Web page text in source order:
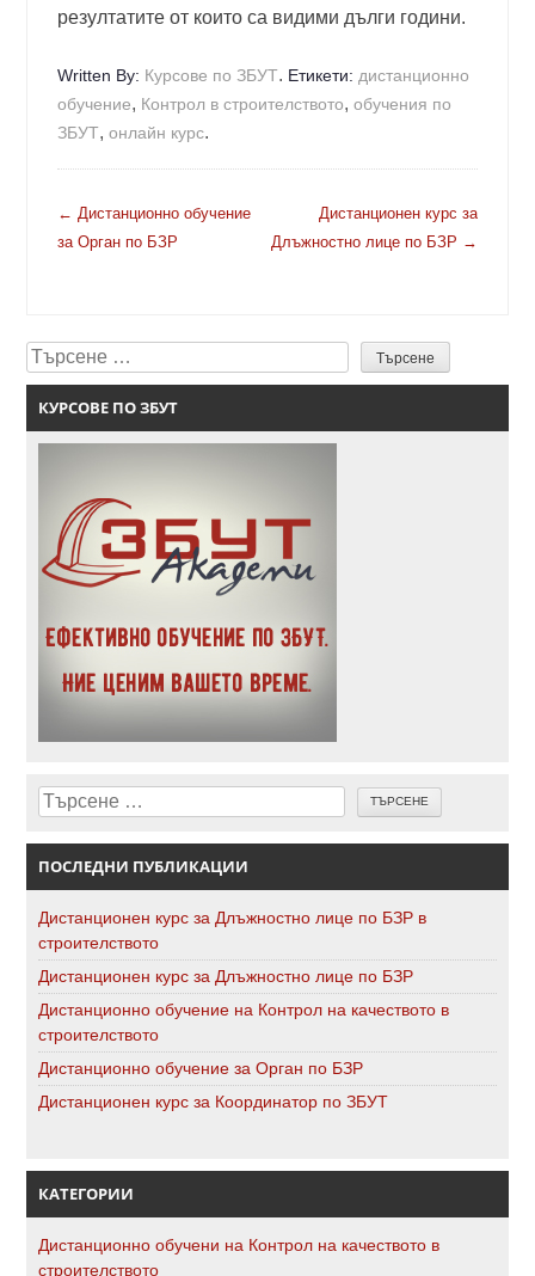
резултатите от които са видими дълги години.
Written By: Курсове по ЗБУТ. Етикети: дистанционно
обучение, Контрол в строителството,обучения по
ЗБУТ,онлайн курс.
Навигация
в
← Дистанционно обучение
за Орган по БЗР
Дистанционен курс за
Длъжностно лице по БЗР →
Търсене
КУРСОВЕ ПО ЗБУТ
Търсене
ПОСЛЕДНИ ПУБЛИКАЦИИ
Дистанционен курс за Длъжностно лице по БЗР в
строителството
Дистанционен курс за Длъжностно лице по БЗР
Дистанционно обучение на Контрол на качеството в
строителството
Дистанционно обучение за Орган по БЗР
Дистанционен курс за Координатор по ЗБУТ
КАТЕГОРИИ
Дистанционно обучени на Контрол на качеството в
строителството